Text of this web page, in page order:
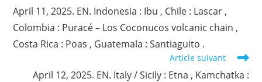
articles
April 11, 2025. EN. Indonesia : Ibu , Chile : Lascar ,
Colombia : Puracé – Los Coconucos volcanic chain ,
Costa Rica : Poas , Guatemala : Santiaguito .
Article suivant
April 12, 2025. EN. Italy / Sicily : Etna , Kamchatka :